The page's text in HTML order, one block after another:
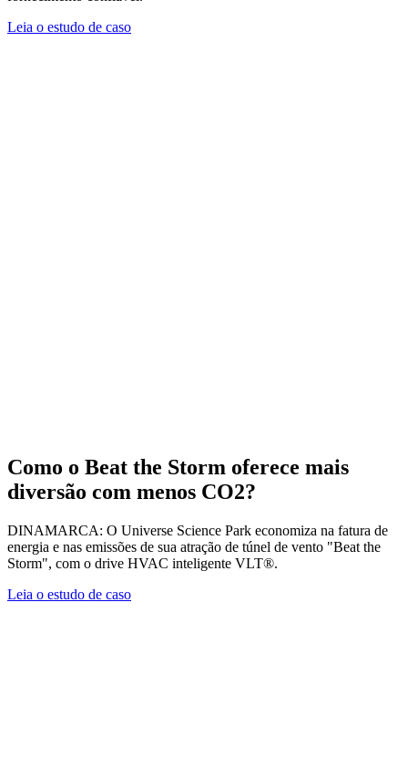
Leia o estudo de caso
Como o Beat the Storm oferece mais
diversão com menos CO2?
DINAMARCA: O Universe Science Park economiza na fatura de
energia e nas emissões de sua atração de túnel de vento "Beat the
Storm", com o drive HVAC inteligente VLT®.
Leia o estudo de caso